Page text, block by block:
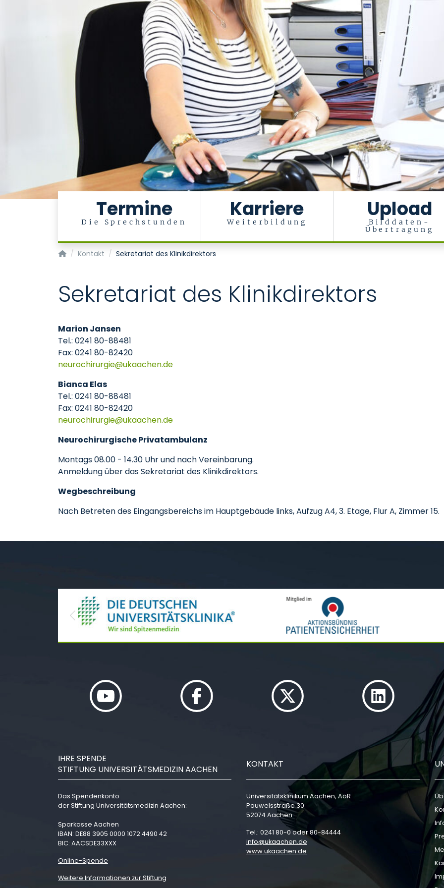
Termine
Die Sprechstunden
Karriere
Weiterbildung
Upload
Bilddaten-
Übertragung
Klinik für Neurochirurgie
Kontakt Sekretariat des Klinikdirektors
Sekretariat des Klinikdirektors
Marion Jansen
Tel.: 0241 80-88481
Fax: 0241 80-82420
neurochirurgie
ukaachende
Bianca Elas
Tel.: 0241 80-88481
Fax: 0241 80-82420
neurochirurgie
ukaachende
Neurochirurgische Privatambulanz
Montags 08.00 - 14.30 Uhr und nach Vereinbarung.
Anmeldung über das Sekretariat des Klinikdirektors.
Wegbeschreibung
Nach Betreten des Eingangsbereichs im Hauptgebäude links, Aufzug A4, 3. Etage, Flur A, Zimmer 15.
Previous
IHRE SPENDE
STIFTUNG UNIVERSITÄTSMEDIZIN AACHEN
Das Spendenkonto
der Stiftung Universitätsmedizin Aachen:
Sparkasse Aachen
IBAN: DE88 3905 0000 1072 4490 42
BIC: AACSDE33XXX
Online-Spende
Weitere Informationen zur Stiftung
KONTAKT
Universitätsklinikum Aachen, AöR
Pauwelsstraße 30
52074 Aachen
Tel.: 0241 80-0 oder 80-84444
info
ukaachen de
www.ukaachen.de